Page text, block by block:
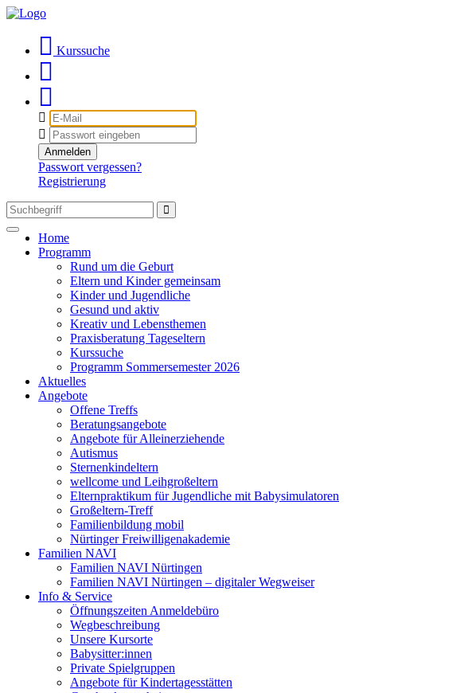
Kurssuche
E-
Mail
Passwort
Anmelden
Passwort vergessen?
Registrierung
Toggle
navigation
Home
Programm
Rund um die Geburt
Eltern und Kinder gemeinsam
Kinder und Jugendliche
Gesund und aktiv
Kreativ und Lebensthemen
Praxisberatung Tageseltern
Kurssuche
Programm Sommersemester 2026
Aktuelles
Angebote
Offene Treffs
Beratungsangebote
Angebote für Alleinerziehende
Autismus
Sternenkindeltern
wellcome und Leihgroßeltern
Elternpraktikum für Jugendliche mit Babysimulatoren
Großeltern-Treff
Familienbildung mobil
Nürtinger Freiwilligenakademie
Familien NAVI
Familien NAVI Nürtingen
Familien NAVI Nürtingen – digitaler Wegweiser
Info & Service
Öffnungszeiten Anmeldebüro
Wegbeschreibung
Unsere Kursorte
Babysitter:innen
Private Spielgruppen
Angebote für Kindertagesstätten